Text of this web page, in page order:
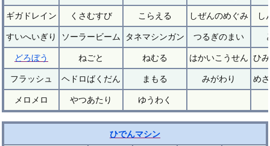
ギガドレイン くさむすび こらえる しぜんのめぐみ し
すいへいぎり ソーラービーム タネマシンガン つるぎのまい
どろぼう ねごと ねむる はかいこうせん ひ
フラッシュ ヘドロばくだん まもる みがわり め
メロメロ やつあたり ゆうわく
ひでんマシン